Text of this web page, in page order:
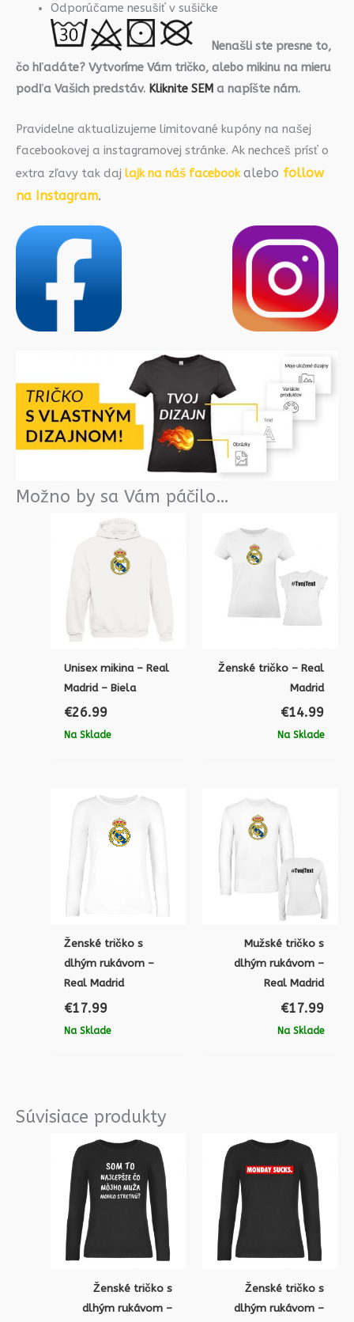
Odporúčame nesušiť v sušičke
Nenašli ste presne to,
čo hľadáte? Vytvoríme Vám tričko, alebo mikinu na mieru
podľa Vašich predstáv. Kliknite SEM a napíšte nám.
Pravidelne aktualizujeme limitované kupóny na našej
facebookovej a instagramovej stránke. Ak nechceš prísť o
extra zľavy tak daj lajk na náš facebookalebo follow
na Instagram.
Možno by sa Vám páčilo…
Unisex mikina – Real
Madrid – Biela
€26.99
Na Sklade
Ženské tričko – Real
Madrid
€14.99
Na Sklade
Ženské tričko s
dlhým rukávom –
Real Madrid
€17.99
Na Sklade
Mužské tričko s
dlhým rukávom –
Real Madrid
€17.99
Na Sklade
Súvisiace produkty
Ženské tričko s
dlhým rukávom –
Ženské tričko s
dlhým rukávom –